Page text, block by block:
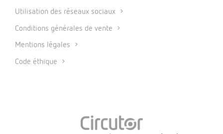
Utilisation des réseaux sociaux
Conditions générales de vente
Mentions légales
Code éthique